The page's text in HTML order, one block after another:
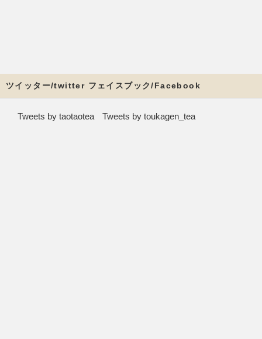
ツイッター/twitter フェイスブック/Facebook
Tweets by taotaotea Tweets by toukagen_tea